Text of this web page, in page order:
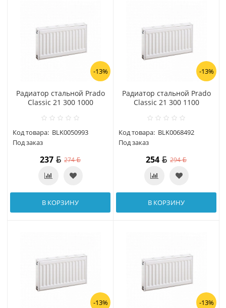
-13%
Радиатор стальной Prado
Classic 21 300 1000
Код товара: BLK0050993
Под заказ
237 274
В КОРЗИНУ
-13%
Радиатор стальной Prado
Classic 21 300 1100
Код товара: BLK0068492
Под заказ
254 294
В КОРЗИНУ
-13% -13%